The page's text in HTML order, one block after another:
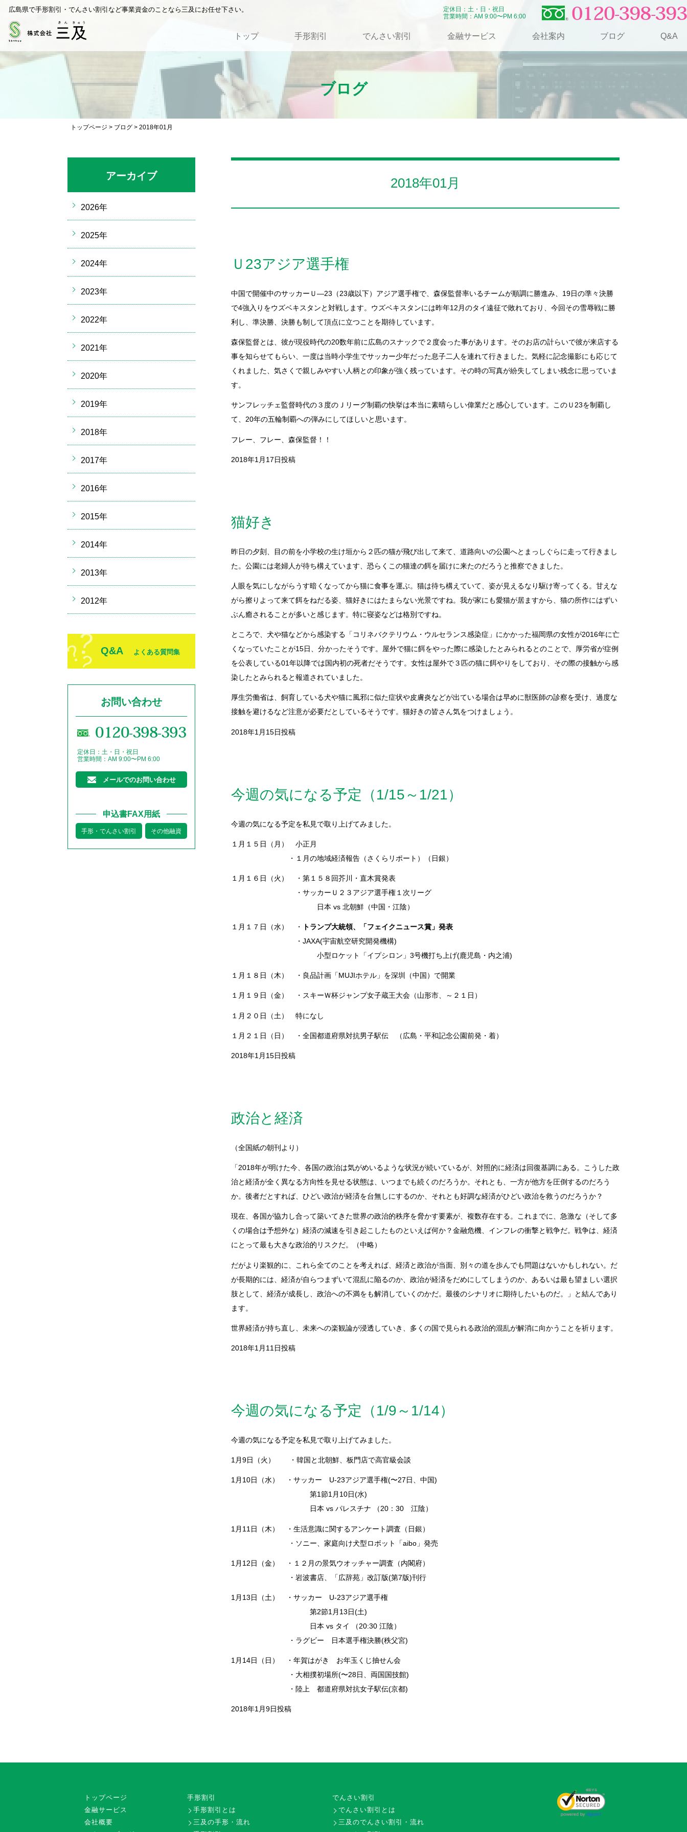
広島県で手形割引・でんさい割引など事業資金のことなら三及にお任せ下さい。
定休日：土・日・祝日
営業時間：AM 9:00〜PM 6:00
0120-398-393
トップ 手形割引 でんさい割引 金融サービス 会社案内 ブログ Q&A
ブログ
トップページ > ブログ > 2018年01月
2018年01月
Ｕ23アジア選手権
中国で開催中のサッカーＵ―23（23歳以下）アジア選手権で、森保監督率いるチームが順調に勝進み、19日の準々決勝
で4強入りをウズベキスタンと対戦します。ウズベキスタンには昨年12月のタイ遠征で敗れており、今回その雪辱戦に勝
利し、準決勝、決勝も制して頂点に立つことを期待しています。
森保監督とは、彼が現役時代の20数年前に広島のスナックで２度会った事があります。そのお店の計らいで彼が来店する
事を知らせてもらい、一度は当時小学生でサッカー少年だった息子二人を連れて行きました。気軽に記念撮影にも応じて
くれました、気さくで親しみやすい人柄との印象が強く残っています。その時の写真が紛失してしまい残念に思っていま
す。
サンフレッチェ監督時代の３度のＪリーグ制覇の快挙は本当に素晴らしい偉業だと感心しています。このＵ23を制覇し
て、20年の五輪制覇への弾みにしてほしいと思います。
フレー、フレー、森保監督！！
2018年1月17日投稿
猫好き
昨日の夕刻、目の前を小学校の生け垣から２匹の猫が飛び出して来て、道路向いの公園へとまっしぐらに走って行きまし
た。公園には老婦人が待ち構えています、恐らくこの猫達の餌を届けに来たのだろうと推察できました。
人眼を気にしながらうす暗くなってから猫に食事を運ぶ。猫は待ち構えていて、姿が見えるなり駆け寄ってくる。甘えな
がら擦りよって来て餌をねだる姿、猫好きにはたまらない光景ですね。我が家にも愛猫が居ますから、猫の所作にはずい
ぶん癒されることが多いと感じます。特に寝姿などは格別ですね。
ところで、犬や猫などから感染する「コリネバクテリウム・ウルセランス感染症」にかかった福岡県の女性が2016年に亡
くなっていたことが15日、分かったそうです。屋外で猫に餌をやった際に感染したとみられるとのことで、厚労省が症例
を公表している01年以降では国内初の死者だそうです。女性は屋外で３匹の猫に餌やりをしており、その際の接触から感
染したとみられると報道されていました。
厚生労働省は、飼育している犬や猫に風邪に似た症状や皮膚炎などが出ている場合は早めに獣医師の診察を受け、過度な
接触を避けるなど注意が必要だとしているそうです。猫好きの皆さん気をつけましょう。
2018年1月15日投稿
今週の気になる予定（1/15～1/21）
今週の気になる予定を私見で取り上げてみました。
１月１５日（月） 小正月
・１月の地域経済報告（さくらリポート）（日銀）
１月１６日（火） ・第１５８回芥川・直木賞発表
・サッカーＵ２３アジア選手権１次リーグ
日本 vs 北朝鮮（中国・江陰）
１月１７日（水） ・
トランプ大統領、「フェイクニュース賞」発表
・JAXA(宇宙航空研究開発機構)
小型ロケット「イプシロン」3号機打ち上げ(鹿児島・内之浦)
１月１８日（木） ・良品計画「MUJIホテル」を深圳（中国）で開業
１月１９日（金） ・スキーＷ杯ジャンプ女子蔵王大会（山形市、～２１日）
１月２０日（土） 特になし
１月２１日（日） ・全国都道府県対抗男子駅伝 （広島・平和記念公園前発・着）
2018年1月15日投稿
政治と経済
（全国紙の朝刊より）
「2018年が明けた今、各国の政治は気がめいるような状況が続いているが、対照的に経済は回復基調にある。こうした政
治と経済が全く異なる方向性を見せる状態は、いつまでも続くのだろうか。それとも、一方が他方を圧倒するのだろう
か。後者だとすれば、ひどい政治が経済を台無しにするのか、それとも好調な経済がひどい政治を救うのだろうか？
現在、各国が協力し合って築いてきた世界の政治的秩序を脅かす要素が、複数存在する。これまでに、急激な（そして多
くの場合は予想外な）経済の減速を引き起こしたものといえば何か？金融危機、インフレの衝撃と戦争だ。戦争は、経済
にとって最も大きな政治的リスクだ。（中略）
だがより楽観的に、これら全てのことを考えれば、経済と政治が当面、別々の道を歩んでも問題はないかもしれない。だ
が長期的には、経済が自らつまずいて混乱に陥るのか、政治が経済をだめにしてしまうのか、あるいは最も望ましい選択
肢として、経済が成長し、政治への不満をも解消していくのかだ。最後のシナリオに期待したいものだ。」と結んであり
ます。
世界経済が持ち直し、未来への楽観論が浸透していき、多くの国で見られる政治的混乱が解消に向かうことを祈ります。
2018年1月11日投稿
今週の気になる予定（1/9～1/14）
今週の気になる予定を私見で取り上げてみました。
1月9日（火） ・韓国と北朝鮮、板門店で高官級会談
1月10日（水） ・サッカー U-23アジア選手権(〜27日、中国)
第1節1月10日(水)
日本 vs パレスチナ （20：30 江陰）
1月11日（木） ・生活意識に関するアンケート調査（日銀）
・ソニー、家庭向け犬型ロボット「aibo」発売
1月12日（金） ・１２月の景気ウオッチャー調査（内閣府）
・岩波書店、「広辞苑」改訂版(第7版)刊行
1月13日（土） ・サッカー U-23アジア選手権
第2節1月13日(土)
日本 vs タイ （20:30 江陰）
・ラグビー 日本選手権決勝(秩父宮)
1月14日（日） ・年賀はがき お年玉くじ抽せん会
・大相撲初場所(〜28日、両国国技館)
・陸上 都道府県対抗女子駅伝(京都)
2018年1月9日投稿
アーカイブ
2026年
2025年
2024年
2023年
2022年
2021年
2020年
2019年
2018年
2017年
2016年
2015年
2014年
2013年
2012年
Q&A よくある質問集
お問い合わせ
0120-398-393
定休日：土・日・祝日
営業時間：AM 9:00〜PM 6:00
メールでのお問い合わせ
申込書FAX用紙
手形・でんさい割引 その他融資
トップページ
金融サービス
会社概要
手形割引
手形割引とは
三及の手形・流れ
でんさい割引
でんさい割引とは
三及のでんさい割引・流れ